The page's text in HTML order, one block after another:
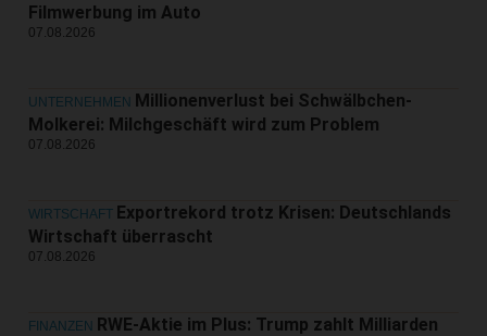
Filmwerbung im Auto
07.08.2026
UNTERNEHMEN Millionenverlust bei Schwälbchen-
Molkerei: Milchgeschäft wird zum Problem
07.08.2026
WIRTSCHAFT Exportrekord trotz Krisen: Deutschlands
Wirtschaft überrascht
07.08.2026
FINANZEN RWE-Aktie im Plus: Trump zahlt Milliarden